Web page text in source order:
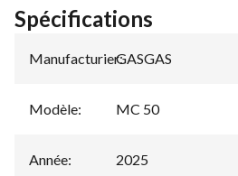
Spécifications
Manufacturier:
GASGAS
Modèle: MC 50
Année: 2025